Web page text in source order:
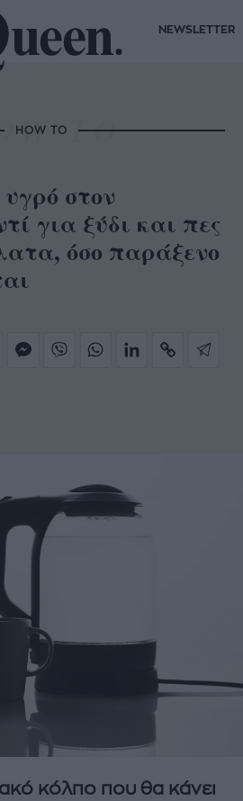
NEWSLETTER
HOW TO
στον
για ξύδι και πες
όσο παράξενο
κόλπο που θα κάνει